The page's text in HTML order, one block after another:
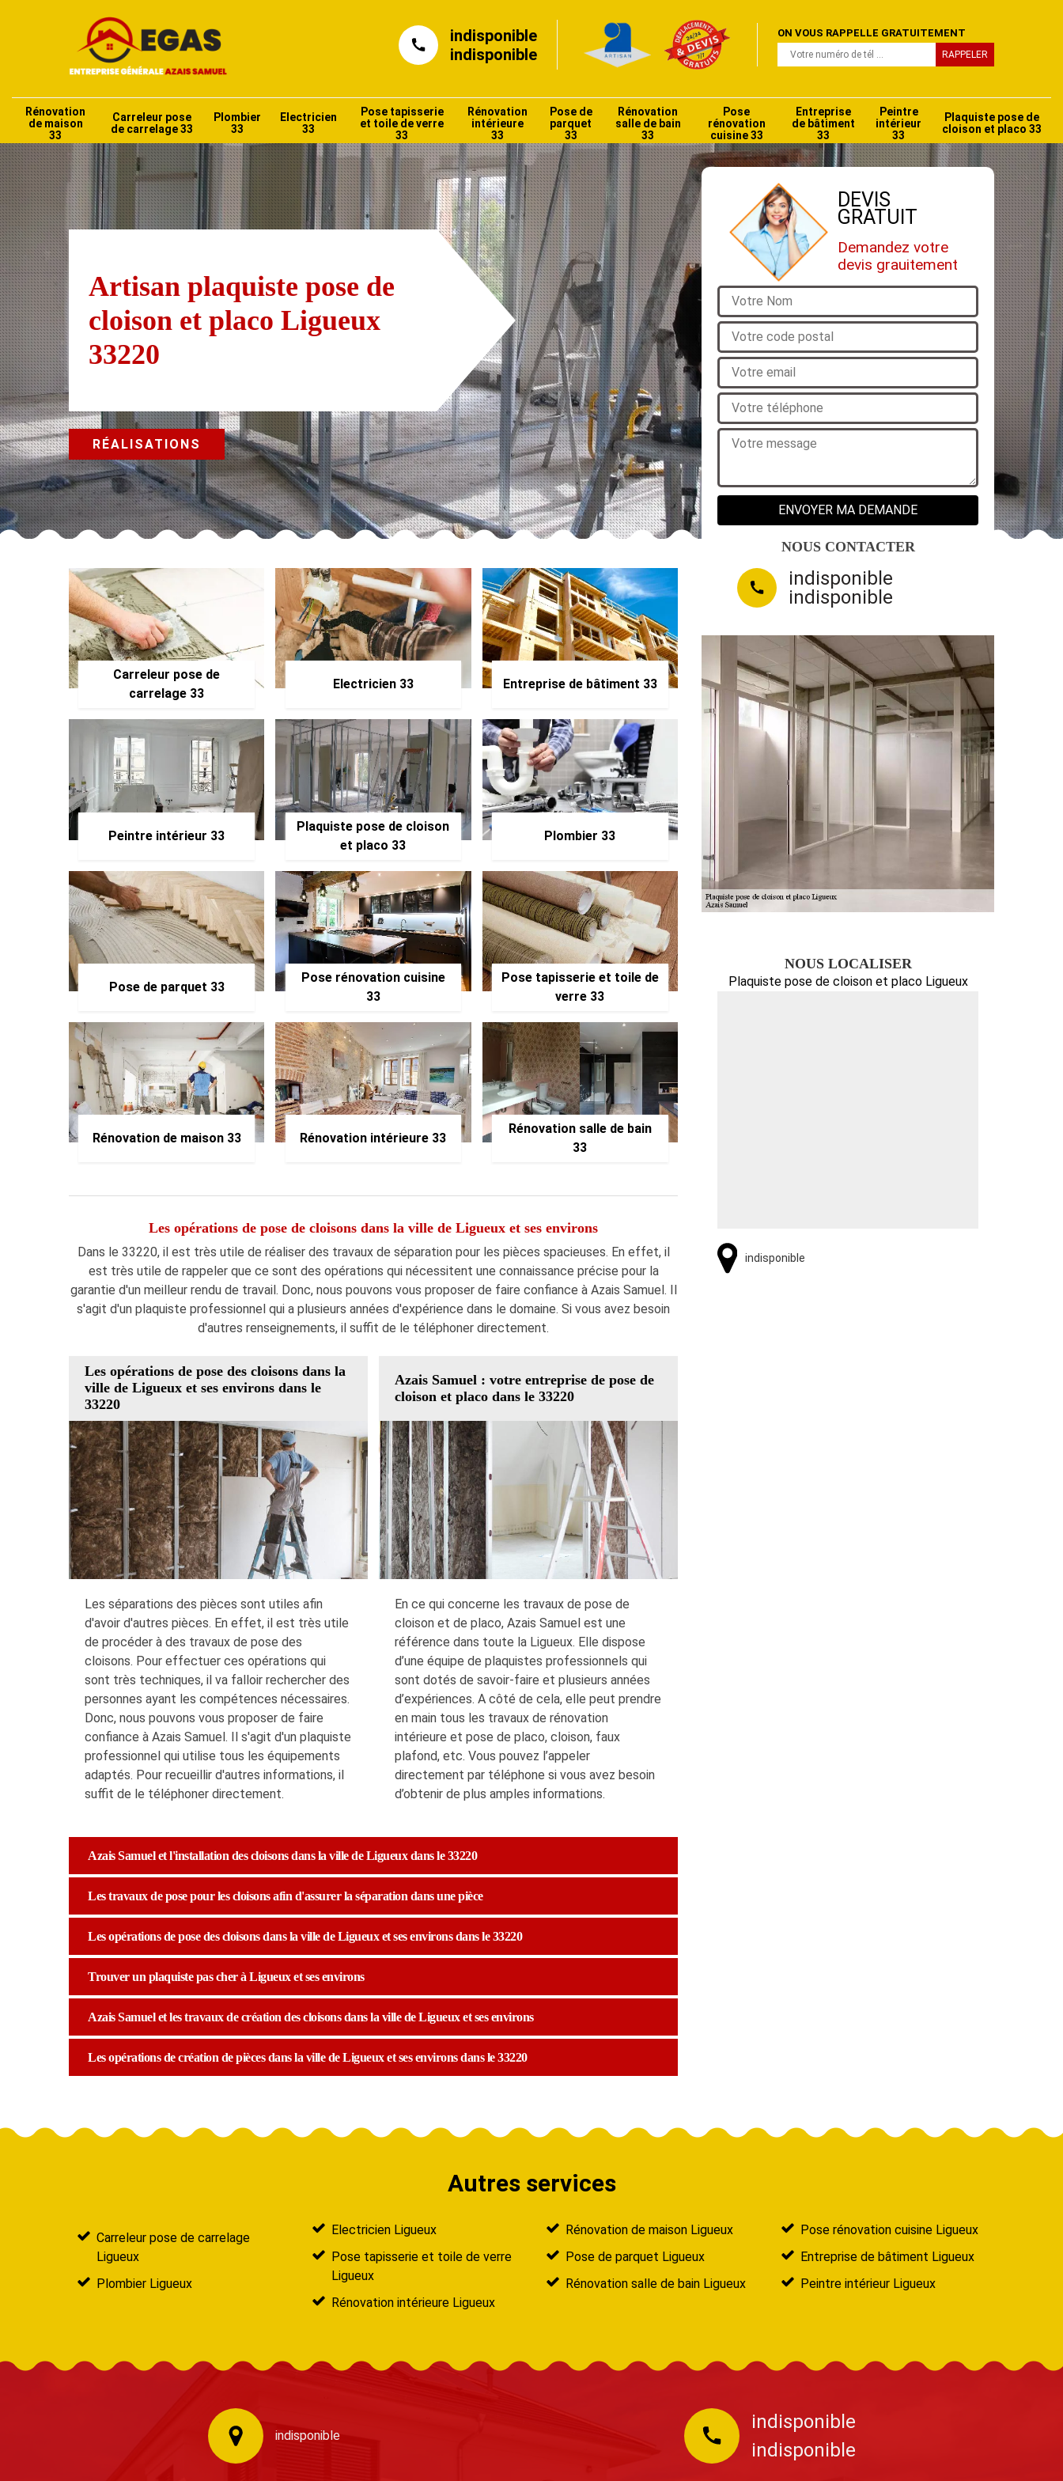
indisponible
indisponible
ON VOUS RAPPELLE GRATUITEMENT
Rénovation
de maison
33
Carreleur pose
de carrelage 33
Plombier
33
Electricien
33
Pose tapisserie
et toile de verre
33
Rénovation
intérieure
33
Pose de
parquet
33
Rénovation
salle de bain
33
Pose
rénovation
cuisine 33
Entreprise
de bâtiment
33
Peintre
intérieur
33
Plaquiste pose de
cloison et placo 33
Artisan plaquiste pose de
cloison et placo Ligueux
33220
RÉALISATIONS
Carreleur pose de
carrelage 33
Electricien 33 Entreprise de bâtiment 33
Peintre intérieur 33
Plaquiste pose de cloison
et placo 33
Plombier 33
Pose de parquet 33
Pose rénovation cuisine
33
Pose tapisserie et toile de
verre 33
Rénovation de maison 33 Rénovation intérieure 33
Rénovation salle de bain
33
Les opérations de pose de cloisons dans la ville de Ligueux et ses environs
Dans le 33220, il est très utile de réaliser des travaux de séparation pour les pièces spacieuses. En effet, il
est très utile de rappeler que ce sont des opérations qui nécessitent une connaissance précise pour la
garantie d'un meilleur rendu de travail. Donc, nous pouvons vous proposer de faire confiance à Azais Samuel. Il
s'agit d'un plaquiste professionnel qui a plusieurs années d'expérience dans le domaine. Si vous avez besoin
d'autres renseignements, il suffit de le téléphoner directement.
Les opérations de pose des cloisons dans la
ville de Ligueux et ses environs dans le
33220
Les séparations des pièces sont utiles afin
d'avoir d'autres pièces. En effet, il est très utile
de procéder à des travaux de pose des
cloisons. Pour effectuer ces opérations qui
sont très techniques, il va falloir rechercher des
personnes ayant les compétences nécessaires.
Donc, nous pouvons vous proposer de faire
confiance à Azais Samuel. Il s'agit d'un plaquiste
professionnel qui utilise tous les équipements
adaptés. Pour recueillir d'autres informations, il
suffit de le téléphoner directement.
Azais Samuel : votre entreprise de pose de
cloison et placo dans le 33220
En ce qui concerne les travaux de pose de
cloison et de placo, Azais Samuel est une
référence dans toute la Ligueux. Elle dispose
d’une équipe de plaquistes professionnels qui
sont dotés de savoir-faire et plusieurs années
d’expériences. A côté de cela, elle peut prendre
en main tous les travaux de rénovation
intérieure et pose de placo, cloison, faux
plafond, etc. Vous pouvez l’appeler
directement par téléphone si vous avez besoin
d’obtenir de plus amples informations.
Azais Samuel et l'installation des cloisons dans la ville de Ligueux dans le 33220
Les travaux de pose pour les cloisons afin d'assurer la séparation dans une pièce
Les opérations de pose des cloisons dans la ville de Ligueux et ses environs dans le 33220
Trouver un plaquiste pas cher à Ligueux et ses environs
Azais Samuel et les travaux de création des cloisons dans la ville de Ligueux et ses environs
Les opérations de création de pièces dans la ville de Ligueux et ses environs dans le 33220
DEVIS
GRATUIT
Demandez votre
devis grauitement
NOUS CONTACTER
indisponible
indisponible
NOUS LOCALISER
Plaquiste pose de cloison et placo Ligueux
indisponible
Autres services
Carreleur pose de carrelage
Ligueux
Plombier Ligueux
Electricien Ligueux
Pose tapisserie et toile de verre
Ligueux
Rénovation intérieure Ligueux
Rénovation de maison Ligueux
Pose de parquet Ligueux
Rénovation salle de bain Ligueux
Pose rénovation cuisine Ligueux
Entreprise de bâtiment Ligueux
Peintre intérieur Ligueux
indisponible
indisponible
indisponible